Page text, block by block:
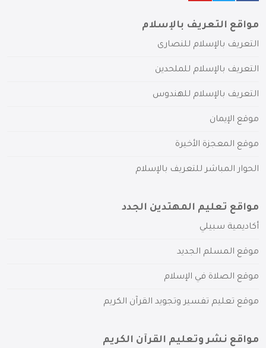
مواقع التعريف بالإسلام
التعريف بالإسلام للنصارى
التعريف بالإسلام للملحدين
التعريف بالإسلام للهندوس
موقع الإيمان
موقع المعجزة الأخيرة
الحوار المباشر للتعريف بالإسلام
مواقع تعليم المهتدين الجدد
أكاديمية سبيلي
موقع المسلم الجديد
موقع الصلاة في الإسلام
موقع تعليم تفسير وتجويد القرآن الكريم
مواقع نشر وتعليم القرآن الكريم